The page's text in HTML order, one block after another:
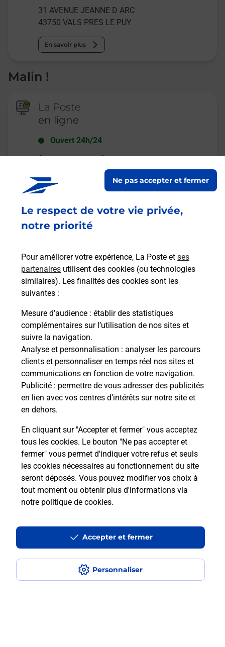
Le respect de votre vie privée,
notre priorité
Pour améliorer votre expérience, La Poste et ses
partenaires utilisent des cookies (ou technologies
similaires). Les finalités des cookies sont les
suivantes :
Mesure d’audience : établir des statistiques
complémentaires sur l’utilisation de nos sites et
suivre la navigation.
Analyse et personnalisation : analyser les parcours
clients et personnaliser en temps réel nos sites et
communications en fonction de votre navigation.
Publicité : permettre de vous adresser des publicités
en lien avec vos centres d’intérêts sur notre site et
en dehors.
En cliquant sur "Accepter et fermer" vous acceptez
tous les cookies. Le bouton "Ne pas accepter et
fermer" vous permet d'indiquer votre refus et seuls
les cookies nécessaires au fonctionnement du site
seront déposés. Vous pouvez modifier vos choix à
tout moment ou obtenir plus d'informations via
notre politique de cookies.
Personnaliser
Ne pas accepter et fermer
Accepter et fermer
31 AVENUE JEANNE D ARC
43750 VALS PRES LE PUY
En savoir plus
Malin !
La Poste
en ligne
Ouvert 24h/24
Questions fréquemment posées
Quel réseau utilise La Poste Mobile ?
Est-ce que je peux garder mon
numéro de mobile gratuitement ?
Est-ce que je peux bénéficier de la 5G
avec La Poste Mobile ?
Est-ce que je peux utiliser mon forfait
Est-ce que je peux payer mon
smartphone Samsung en plusieurs
fois avec La Poste Mobile ?
Est-ce que je peux assurer mon
smartphone Samsung ?
LE PUY EN VELAY LAFAYETTE
Acheter un smartphone Samsung